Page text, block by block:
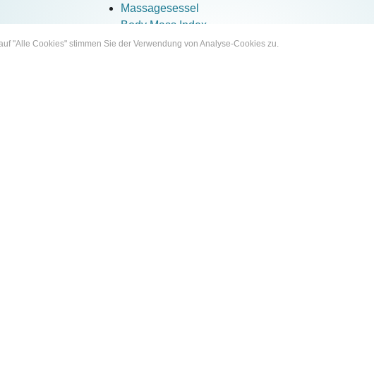
"Alle Cookies" stimmen Sie der Verwendung von Analyse-Cookies zu.
Massagesessel
Body Mass Index